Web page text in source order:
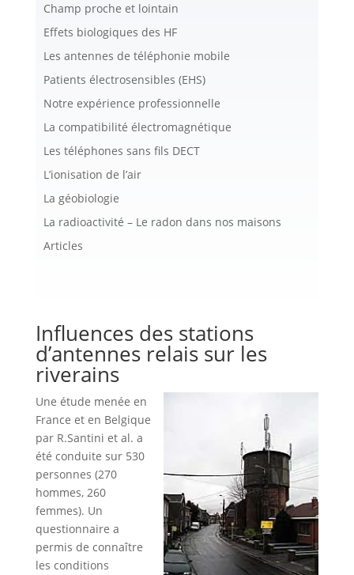
Champ proche et lointain
Effets biologiques des HF
Les antennes de téléphonie mobile
Patients électrosensibles (EHS)
Notre expérience professionnelle
La compatibilité électromagnétique
Les téléphones sans fils DECT
L’ionisation de l’air
La géobiologie
La radioactivité – Le radon dans nos maisons
Articles
Influences des stations
d’antennes relais sur les
riverains
Une étude menée en
France et en Belgique
par R.Santini et al. a
été conduite sur 530
personnes (270
hommes, 260
femmes). Un
questionnaire a
permis de connaître
les conditions